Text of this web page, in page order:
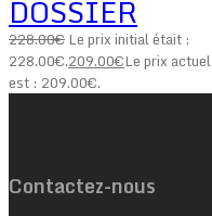
DOSSIER
228.00€Le prix initial était :
228.00€.209.00€Le prix actuel
est : 209.00€.
Contactez-nous